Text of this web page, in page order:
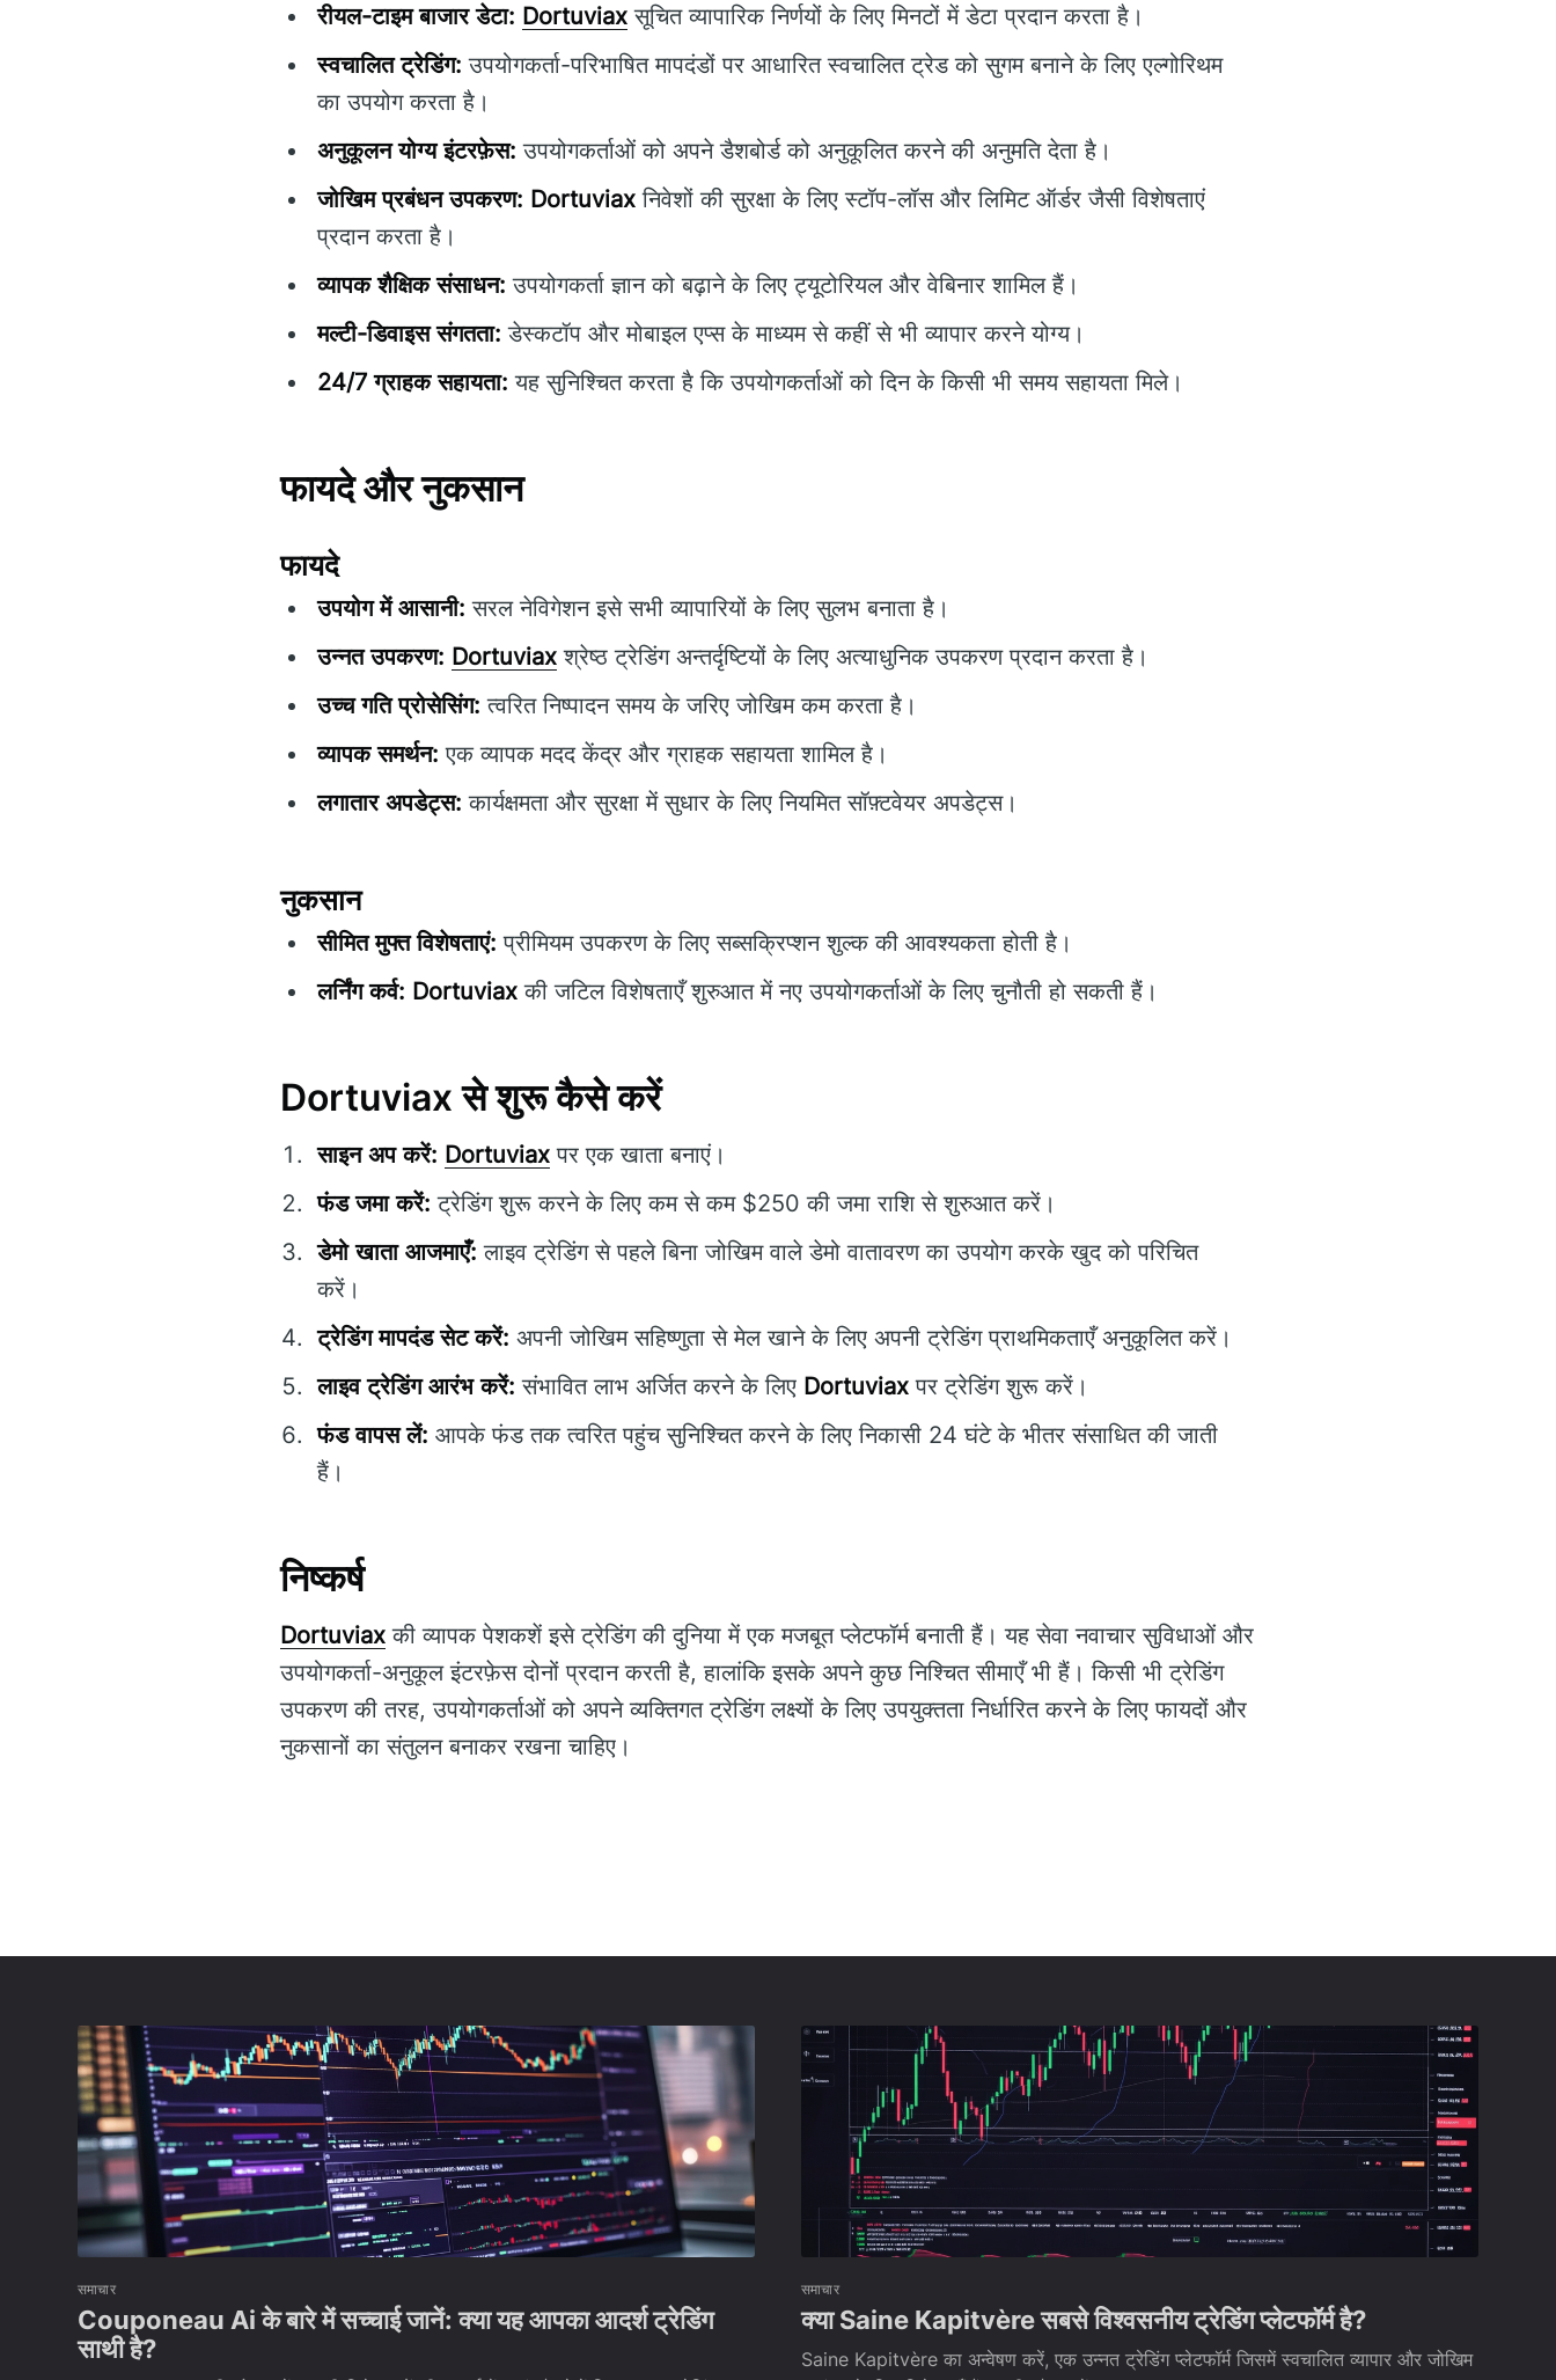
रीयल-टाइम बाजार डेटा: Dortuviax सूचित व्यापारिक निर्णयों के लिए मिनटों में डेटा प्रदान करता है।
स्वचालित ट्रेडिंग: उपयोगकर्ता-परिभाषित मापदंडों पर आधारित स्वचालित ट्रेड को सुगम बनाने के लिए एल्गोरिथम
का उपयोग करता है।
अनुकूलन योग्य इंटरफ़ेस: उपयोगकर्ताओं को अपने डैशबोर्ड को अनुकूलित करने की अनुमति देता है।
जोखिम प्रबंधन उपकरण: Dortuviax निवेशों की सुरक्षा के लिए स्टॉप-लॉस और लिमिट ऑर्डर जैसी विशेषताएं
प्रदान करता है।
व्यापक शैक्षिक संसाधन: उपयोगकर्ता ज्ञान को बढ़ाने के लिए ट्यूटोरियल और वेबिनार शामिल हैं।
मल्टी-डिवाइस संगतता: डेस्कटॉप और मोबाइल एप्स के माध्यम से कहीं से भी व्यापार करने योग्य।
24/7 ग्राहक सहायता: यह सुनिश्चित करता है कि उपयोगकर्ताओं को दिन के किसी भी समय सहायता मिले।
फायदे और नुकसान
फायदे
उपयोग में आसानी: सरल नेविगेशन इसे सभी व्यापारियों के लिए सुलभ बनाता है।
उन्नत उपकरण: Dortuviax श्रेष्ठ ट्रेडिंग अन्तर्दृष्टियों के लिए अत्याधुनिक उपकरण प्रदान करता है।
उच्च गति प्रोसेसिंग: त्वरित निष्पादन समय के जरिए जोखिम कम करता है।
व्यापक समर्थन: एक व्यापक मदद केंद्र और ग्राहक सहायता शामिल है।
लगातार अपडेट्स: कार्यक्षमता और सुरक्षा में सुधार के लिए नियमित सॉफ़्टवेयर अपडेट्स।
नुकसान
सीमित मुफ्त विशेषताएं: प्रीमियम उपकरण के लिए सब्सक्रिप्शन शुल्क की आवश्यकता होती है।
लर्निंग कर्व: Dortuviax की जटिल विशेषताएँ शुरुआत में नए उपयोगकर्ताओं के लिए चुनौती हो सकती हैं।
Dortuviax से शुरू कैसे करें
साइन अप करें: Dortuviax पर एक खाता बनाएं।
फंड जमा करें: ट्रेडिंग शुरू करने के लिए कम से कम $250 की जमा राशि से शुरुआत करें।
डेमो खाता आजमाएँ: लाइव ट्रेडिंग से पहले बिना जोखिम वाले डेमो वातावरण का उपयोग करके खुद को परिचित
करें।
ट्रेडिंग मापदंड सेट करें: अपनी जोखिम सहिष्णुता से मेल खाने के लिए अपनी ट्रेडिंग प्राथमिकताएँ अनुकूलित करें।
लाइव ट्रेडिंग आरंभ करें: संभावित लाभ अर्जित करने के लिए Dortuviax पर ट्रेडिंग शुरू करें।
फंड वापस लें: आपके फंड तक त्वरित पहुंच सुनिश्चित करने के लिए निकासी 24 घंटे के भीतर संसाधित की जाती
हैं।
निष्कर्ष
Dortuviax की व्यापक पेशकशें इसे ट्रेडिंग की दुनिया में एक मजबूत प्लेटफॉर्म बनाती हैं। यह सेवा नवाचार सुविधाओं और
उपयोगकर्ता-अनुकूल इंटरफ़ेस दोनों प्रदान करती है, हालांकि इसके अपने कुछ निश्चित सीमाएँ भी हैं। किसी भी ट्रेडिंग
उपकरण की तरह, उपयोगकर्ताओं को अपने व्यक्तिगत ट्रेडिंग लक्ष्यों के लिए उपयुक्तता निर्धारित करने के लिए फायदों और
नुकसानों का संतुलन बनाकर रखना चाहिए।
समाचार
Couponeau Ai के बारे में सच्चाई जानें: क्या यह आपका आदर्श ट्रेडिंग
साथी है?
समाचार
क्या Saine Kapitvère सबसे विश्वसनीय ट्रेडिंग प्लेटफॉर्म है?
Saine Kapitvère का अन्वेषण करें, एक उन्नत ट्रेडिंग प्लेटफॉर्म जिसमें स्वचालित व्यापार और जोखिम